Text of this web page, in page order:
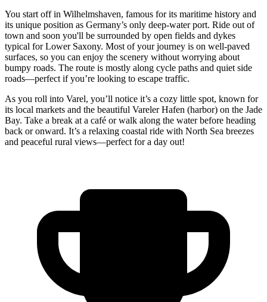
You start off in Wilhelmshaven, famous for its maritime history and
its unique position as Germany’s only deep-water port. Ride out of
town and soon you'll be surrounded by open fields and dykes
typical for Lower Saxony. Most of your journey is on well-paved
surfaces, so you can enjoy the scenery without worrying about
bumpy roads. The route is mostly along cycle paths and quiet side
roads—perfect if you’re looking to escape traffic.
As you roll into Varel, you’ll notice it’s a cozy little spot, known for
its local markets and the beautiful Vareler Hafen (harbor) on the Jade
Bay. Take a break at a café or walk along the water before heading
back or onward. It’s a relaxing coastal ride with North Sea breezes
and peaceful rural views—perfect for a day out!